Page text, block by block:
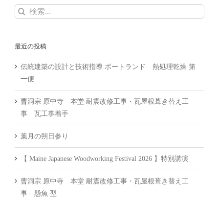
検
最近の投稿
伝統建築の設計と技術指導 ポートランド 熱処理乾燥 第
一便
曹洞宗 原中寺 本堂 耐震改修工事・瓦屋根葺き替え工
事 瓦工事着手
葉月の朔日参り
【 Maine Japanese Woodworking Festival 2026 】特別講演
曹洞宗 原中寺 本堂 耐震改修工事・瓦屋根葺き替え工
事 懸魚 型